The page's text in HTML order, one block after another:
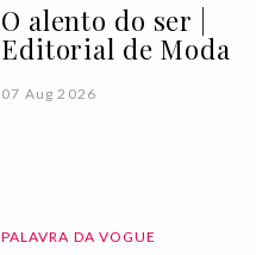
O alento do ser |
Editorial de Moda
07 Aug 2026
PALAVRA DA VOGUE